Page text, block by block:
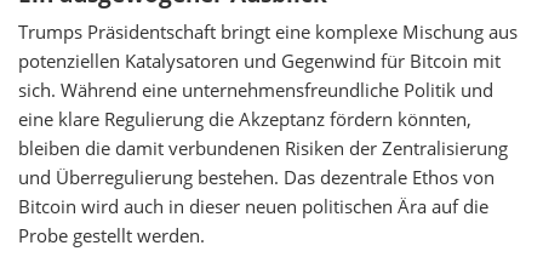
Trumps Präsidentschaft bringt eine komplexe Mischung aus
potenziellen Katalysatoren und Gegenwind für Bitcoin mit
sich. Während eine unternehmensfreundliche Politik und
eine klare Regulierung die Akzeptanz fördern könnten,
bleiben die damit verbundenen Risiken der Zentralisierung
und Überregulierung bestehen. Das dezentrale Ethos von
Bitcoin wird auch in dieser neuen politischen Ära auf die
Probe gestellt werden.